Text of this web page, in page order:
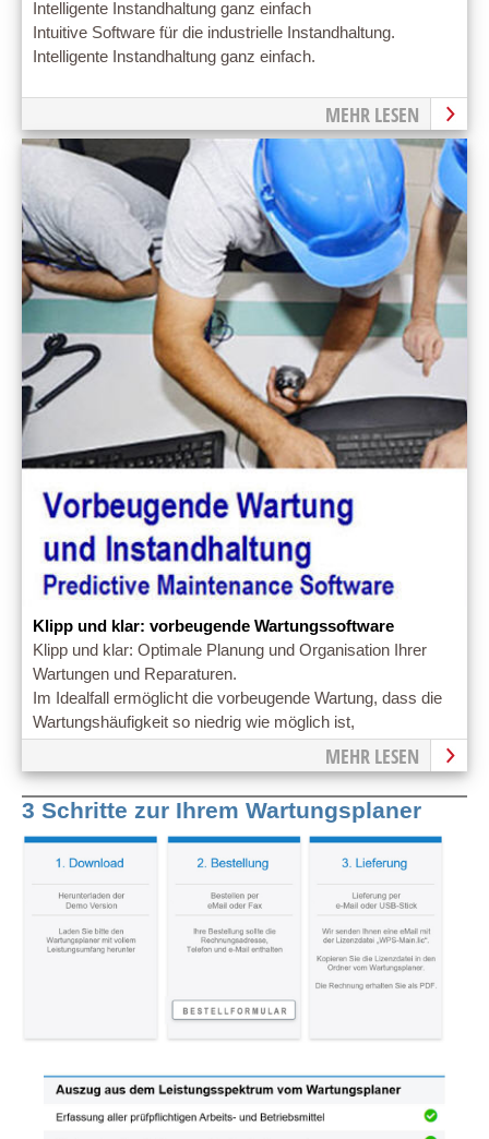
Intelligente Instandhaltung ganz einfach
Intuitive Software für die industrielle Instandhaltung.
Intelligente Instandhaltung ganz einfach.
MEHR LESEN
Klipp und klar: vorbeugende Wartungssoftware
Klipp und klar: Optimale Planung und Organisation Ihrer
Wartungen und Reparaturen.
Im Idealfall ermöglicht die vorbeugende Wartung, dass die
Wartungshäufigkeit so niedrig wie möglich ist,
MEHR LESEN
3 Schritte zur Ihrem Wartungsplaner